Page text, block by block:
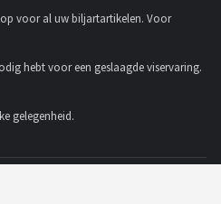
voor al uw biljartartikelen. Voor
hebt voor een geslaagde viservaring.
gelegenheid.